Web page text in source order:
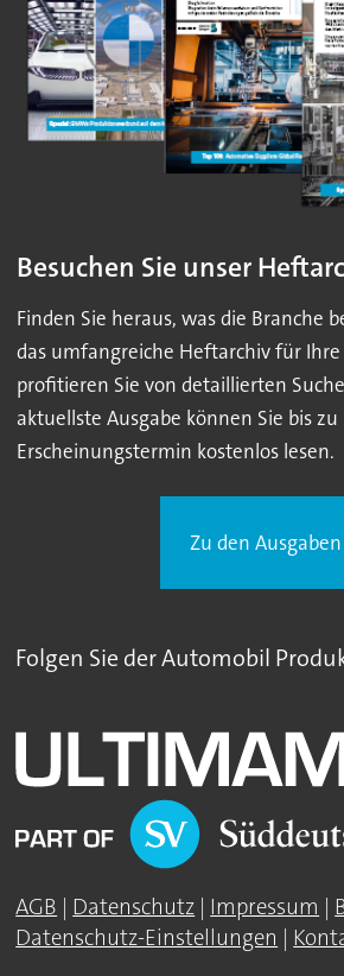
Besuchen Sie unser
Finden Sie heraus, was die Branche
das umfangreiche Heftarchiv für Ihre
profitieren Sie von detaillierten
aktuellste Ausgabe können Sie bis zu
Erscheinungstermin kostenlos lesen.
Zu den Ausgaben
Folgen Sie der Automobil
AGB | Datenschutz | Impressum |
Datenschutz-Einstellungen |